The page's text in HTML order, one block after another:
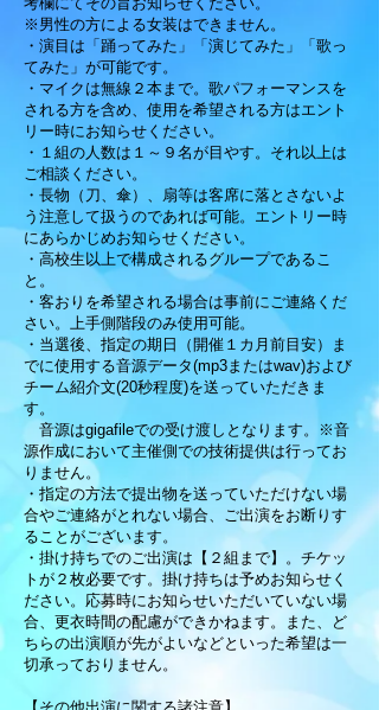
※男性の方による女装はできません。
・演目は「踊ってみた」「演じてみた」「歌っ
てみた」が可能です。
・マイクは無線２本まで。歌パフォーマンスを
される方を含め、使用を希望される方はエント
リー時にお知らせください。
・１組の人数は１～９名が目やす。それ以上は
ご相談ください。
・長物（刀、傘）、扇等は客席に落とさないよ
う注意して扱うのであれば可能。エントリー時
にあらかじめお知らせください。
・高校生以上で構成されるグループであるこ
と。
​・客おりを希望される場合は事前にご連絡くだ
さい。上手側階段のみ使用可能。
・当選後、指定の期日（開催１カ月前目安）ま
でに使用する音源データ(mp3またはwav)および
チーム紹介文(20秒程度)を送っていただきま
す。
音源はgigafileでの受け渡しとなります。※音
源作成において主催側での技術提供は行ってお
りません。
・指定の方法で提出物を送っていただけない場
合やご連絡がとれない場合、ご出演をお断りす
ることがございます。
​・掛け持ちでのご出演は【２組まで】。チケッ
トが２枚必要です。掛け持ちは予めお知らせく
ださい。応募時にお知らせいただいていない場
合、更衣時間の配慮ができかねます。また、ど
ちらの出演順が先がよいなどといった希望は一
切承っておりません。